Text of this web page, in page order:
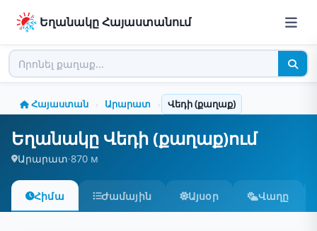
Եղանակը Հայաստանում
Հայաստան › Արարատ › Վեդի (քաղաք)
Եղանակը Վեդի (քաղաք)ում
Արարատ·870 м
Հիմա Ժամային Այսօր Վաղը